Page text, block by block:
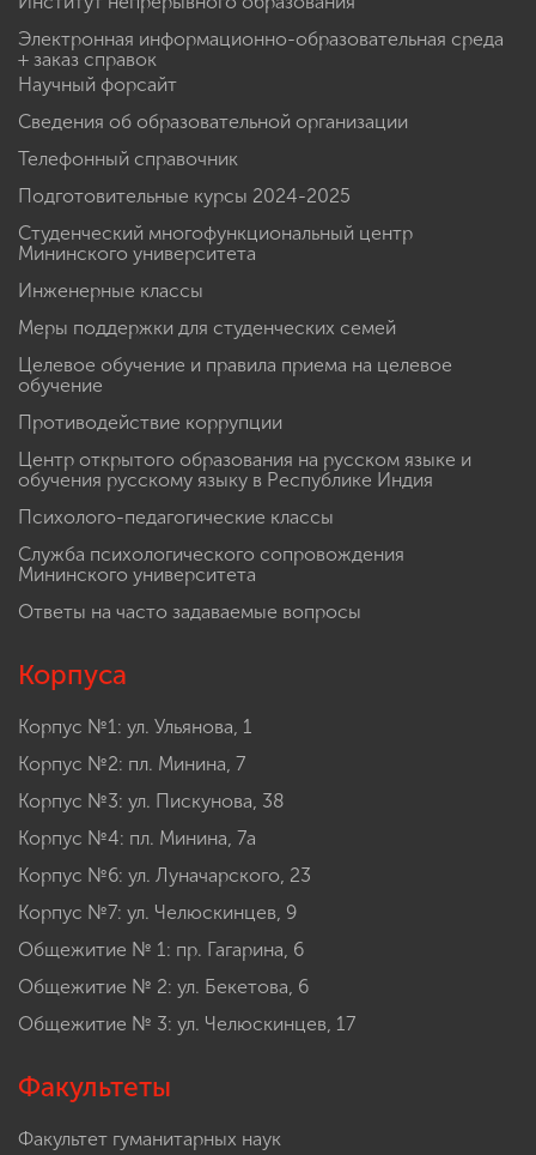
Электронная информационно-образовательная среда
+ заказ справок
Научный форсайт
Сведения об образовательной организации
Телефонный справочник
Подготовительные курсы 2024-2025
Студенческий многофункциональный центр
Мининского университета
Инженерные классы
Меры поддержки для студенческих семей
Целевое обучение и правила приема на целевое
обучение
Противодействие коррупции
Центр открытого образования на русском языке и
обучения русскому языку в Республике Индия
Психолого-педагогические классы
Служба психологического сопровождения
Мининского университета
Ответы на часто задаваемые вопросы
Корпуса
Корпус №1: ул. Ульянова, 1
Корпус №2: пл. Минина, 7
Корпус №3: ул. Пискунова, 38
Корпус №4: пл. Минина, 7а
Корпус №6: ул. Луначарского, 23
Корпус №7: ул. Челюскинцев, 9
Общежитие № 1: пр. Гагарина, 6
Общежитие № 2: ул. Бекетова, 6
Общежитие № 3: ул. Челюскинцев, 17
Факультеты
Факультет гуманитарных наук